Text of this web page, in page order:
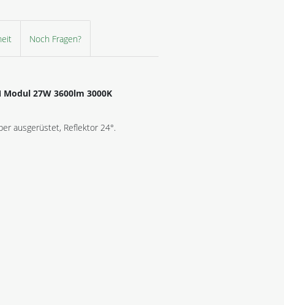
Noch Fragen?
27W 3600lm 3000K
ausgerüstet, Reflektor 24°.